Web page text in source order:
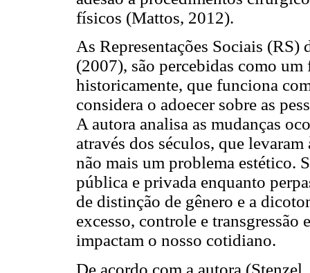
físicos (Mattos, 2012).
As Representações Sociais (RS)
(2007), são percebidas como
historicamente, que funciona
considera o adoecer sobre as
A autora analisa as mudanças
através dos séculos, que
não mais um problema estético.
pública e privada enquanto
de distinção de gênero e a
excesso, controle e transgressão
impactam o nosso cotidiano.
De acordo com a autora